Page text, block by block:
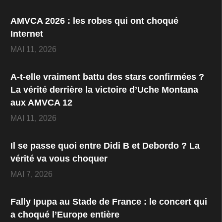
Sans marcher ses mots, Destiny Etiko reste l’une
AMVCA 2026 : les robes qui ont choqué
Internet
MAI 11, 2026
A-t-elle vraiment battu des stars confirmées ?
La vérité derrière la victoire d’Uche Montana
aux AMVCA 12
MAI 11, 2026
Il se passe quoi entre Didi B et Debordo ? La
vérité va vous choquer
MAI 7, 2026
Fally Ipupa au Stade de France : le concert qui
a choqué l’Europe entière